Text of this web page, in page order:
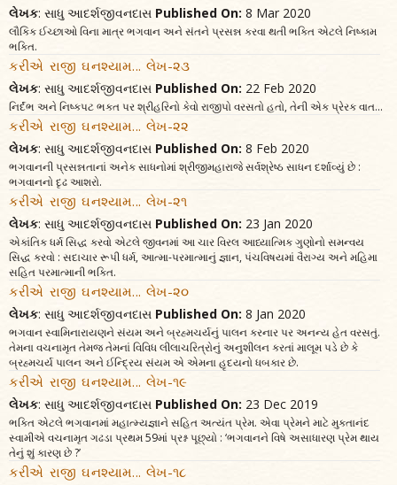
લેખક: સાધુ આદર્શજીવનદાસ Published On: 8 Mar 2020
લૌકિક ઈચ્છાઓ વિના માત્ર ભગવાન અને સંતને પ્રસન્ન કરવા થતી ભક્તિ એટલે નિષ્કામ
ભક્તિ.
કરીએ રાજી ઘનશ્યામ... લેખ-૨૩
લેખક: સાધુ આદર્શજીવનદાસ Published On: 22 Feb 2020
નિર્દંભ અને નિષ્કપટ ભક્ત પર શ્રીહરિનો કેવો રાજીપો વરસતો હતો, તેની એક પ્રેરક વાત...
કરીએ રાજી ઘનશ્યામ... લેખ-૨૨
લેખક: સાધુ આદર્શજીવનદાસ Published On: 8 Feb 2020
ભગવાનની પ્રસન્નતાનાં અનેક સાધનોમાં શ્રીજીમહારાજે સર્વશ્રેષ્ઠ સાધન દર્શાવ્યું છે :
ભગવાનનો દૃઢ આશરો.
કરીએ રાજી ઘનશ્યામ... લેખ-૨૧
લેખક: સાધુ આદર્શજીવનદાસ Published On: 23 Jan 2020
એકાંતિક ધર્મ સિદ્ધ કરવો એટલે જીવનમાં આ ચાર વિરલ આધ્યાત્મિક ગુણોનો સમન્વય
સિદ્ધ કરવો : સદાચાર રૂપી ધર્મ, આત્મા-પરમાત્માનું જ્ઞાન, પંચવિષયમાં વૈરાગ્ય અને મહિમા
સહિત પરમાત્માની ભક્તિ.
કરીએ રાજી ઘનશ્યામ... લેખ-૨૦
લેખક: સાધુ આદર્શજીવનદાસ Published On: 8 Jan 2020
ભગવાન સ્વામિનારાયણને સંયમ અને બ્રહ્મચર્યનું પાલન કરનાર પર અનન્ય હેત વરસતું.
તેમના વચનામૃત તેમજ તેમનાં વિવિધ લીલાચરિત્રોનું અનુશીલન કરતાં માલૂમ પડે છે કે
બ્રહ્મચર્ય પાલન અને ઈન્દ્રિય સંયમ એ એમના હૃદયનો ધબકાર છે.
કરીએ રાજી ઘનશ્યામ... લેખ-૧૯
લેખક: સાધુ આદર્શજીવનદાસ Published On: 23 Dec 2019
ભક્તિ એટલે ભગવાનમાં મહાત્મ્યજ્ઞાને સહિત અત્યંત પ્રેમ. એવા પ્રેમને માટે મુક્તાનંદ
સ્વામીએ વચનામૃત ગઢડા પ્રથમ 59માં પ્રશ્ન પૂછ્યો : ‘ભગવાનને વિષે અસાધારણ પ્રેમ થાય
તેનું શું કારણ છે ?’
કરીએ રાજી ઘનશ્યામ... લેખ-૧૮